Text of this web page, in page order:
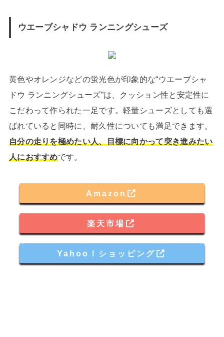
ウエーブシャドウ ランニングシューズ
黄色やオレンジなどの蛍光色が印象的な“ウエーブシャ
ドウ ランニングシューズ”は、クッション性と安定性に
こだわって作られた一足です。軽量シューズとしても選
ばれていると同時に、耐久性についても満足できます。
自分の走りを極めたい人、目標に向かって突き進みたい
人におすすめです。
Amazon
楽天市場
Yahoo！ショッピング